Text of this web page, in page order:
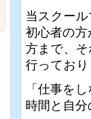
当スクー
初心者の
方まで、
行ってお
「仕事を
時間と自